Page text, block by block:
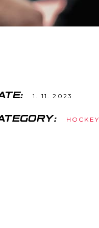
1. 11. 2023
HOCKEY